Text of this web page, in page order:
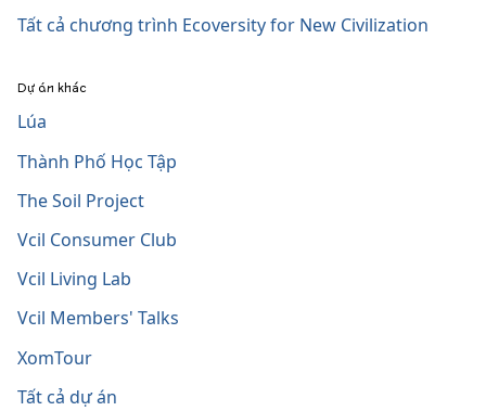
Tất cả chương trình Ecoversity for New Civilization
Dự án khác
Lúa
Thành Phố Học Tập
The Soil Project
Vcil Consumer Club
Vcil Living Lab
Vcil Members' Talks
XomTour
Tất cả dự án